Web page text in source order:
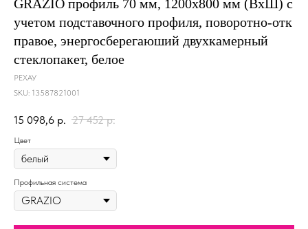
GRAZIO профиль 70 мм, 1200х800 мм (ВхШ) с
учетом подставочного профиля, поворотно-отк
правое, энергосберегаюший двухкамерный
стеклопакет, белое
РЕХАУ
SKU: 13587821001
15 098,6 р. 27 452 р.
Цвет
Профильная система